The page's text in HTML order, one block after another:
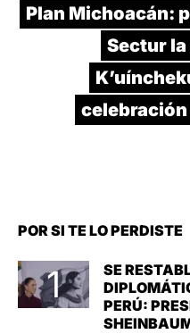
Plan Michoacán:
Sectur
POR SI TE LO PERDISTE
SE
PERÚ: